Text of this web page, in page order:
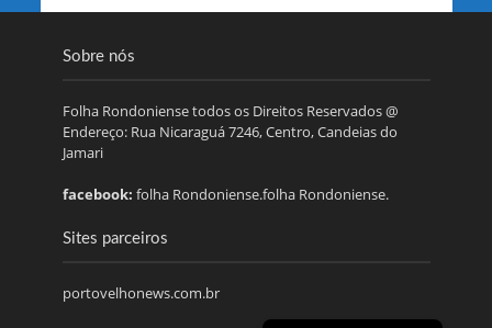
Sobre nós
Folha Rondoniense todos os Direitos Reservados @
Endereço: Rua Nicaraguá 7246, Centro, Candeias do
Jamari
facebook: folha Rondoniense.folha Rondoniense.
Sites parceiros
portovelhonews.com.br